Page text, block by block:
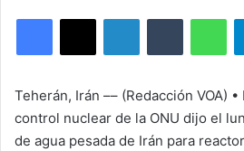
d
n
e
m
Teherán, Irán –– (Redacción VOA)
control nuclear de la ONU dijo el
de agua pesada de Irán para